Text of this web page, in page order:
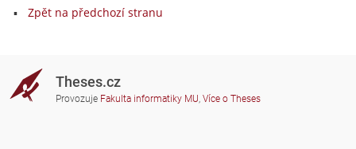
Zpět na předchozí stranu
Theses.cz
Provozuje Fakulta informatiky MU, Více o Theses